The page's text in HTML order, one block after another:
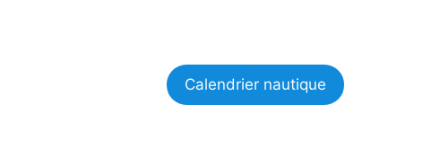
Calendrier nautique